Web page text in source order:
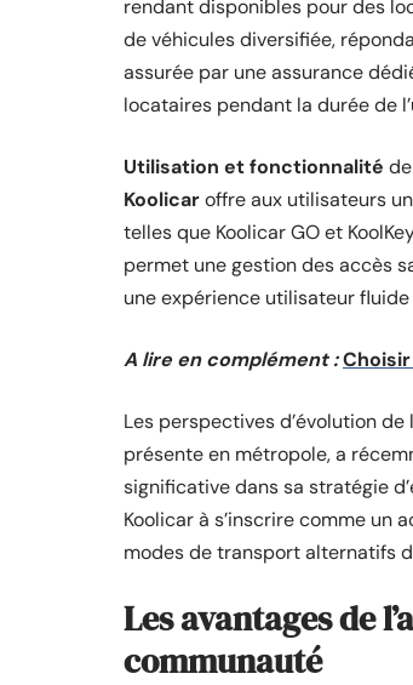
rendant disponibles pour des
de véhicules diversifiée,
assurée par une assurance
locataires pendant la durée de
Utilisation et fonctionnalité
Koolicaroffre aux utilisateurs
telles que Koolicar GO et
permet une gestion des accès
une expérience utilisateur
A lire en complément :
Les perspectives d’évolution
présente en métropole, a
significative dans sa stratégie
Koolicar à s’inscrire comme un
modes de transport alternatifs
Les avantages de
communauté